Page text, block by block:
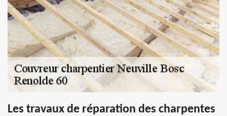
Les travaux de réparation des charpentes